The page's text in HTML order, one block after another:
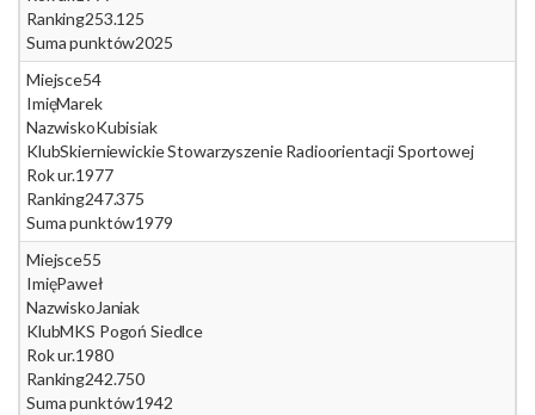
Ranking253.125
Suma punktów2025
Miejsce54
ImięMarek
NazwiskoKubisiak
KlubSkierniewickie Stowarzyszenie Radioorientacji Sportowej
Rok ur.1977
Ranking247.375
Suma punktów1979
Miejsce55
ImięPaweł
Nazwisko Janiak
KlubMKS Pogoń Siedlce
Rok ur.1980
Ranking242.750
Suma punktów1942